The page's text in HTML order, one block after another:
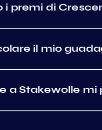
i premi di
il mio
a Stakewolle